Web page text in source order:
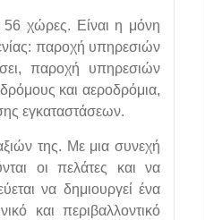
56 χώρες. Είναι η μόνη
παροχή υπηρεσιών
παροχή υπηρεσιών
και αεροδρόμια,
εγκαταστάσεων.
της. Με μια συνεχή
οι πελάτες και να
να δημιουργεί ένα
και περιβαλλοντικό